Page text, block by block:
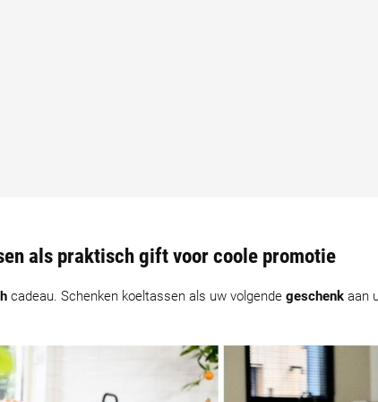
als praktisch gift voor coole promotie
cadeau. Schenken koeltassen als uw volgende geschenk aan